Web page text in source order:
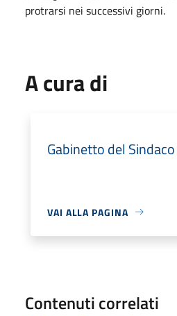
protrarsi nei successivi giorni.
A cura di
Gabinetto del Sindaco
VAI ALLA PAGINA
Contenuti correlati